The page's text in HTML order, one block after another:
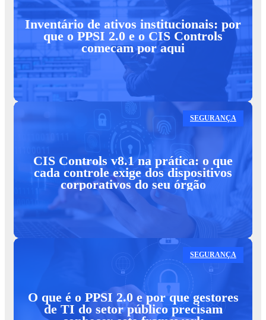
Inventário de ativos institucionais: por
que o PPSI 2.0 e o CIS Controls
comecam por aqui
SEGURANÇA
CIS Controls v8.1 na prática: o que
cada controle exige dos dispositivos
corporativos do seu órgão
SEGURANÇA
O que é o PPSI 2.0 e por que gestores
de TI do setor público precisam